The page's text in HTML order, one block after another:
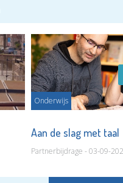
Onderwijs
Aan de slag met taal
Partnerbijdrage - 03-09-